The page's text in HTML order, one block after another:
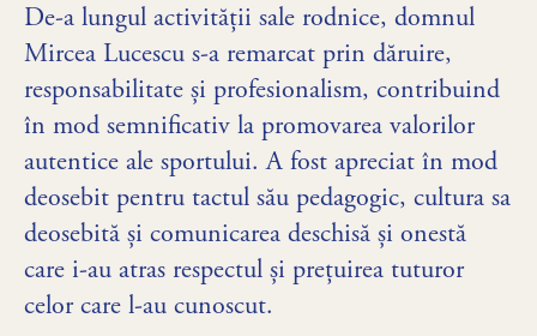
De-a lungul activității sale rodnice, domnul
Mircea Lucescu s-a remarcat prin dăruire,
responsabilitate și profesionalism, contribuind
în mod semnificativ la promovarea valorilor
autentice ale sportului. A fost apreciat în mod
deosebit pentru tactul său pedagogic, cultura sa
deosebită și comunicarea deschisă și onestă
care i-au atras respectul și prețuirea tuturor
celor care l-au cunoscut.